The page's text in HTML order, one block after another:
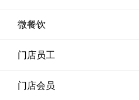
微餐饮
门店员工
门店会员